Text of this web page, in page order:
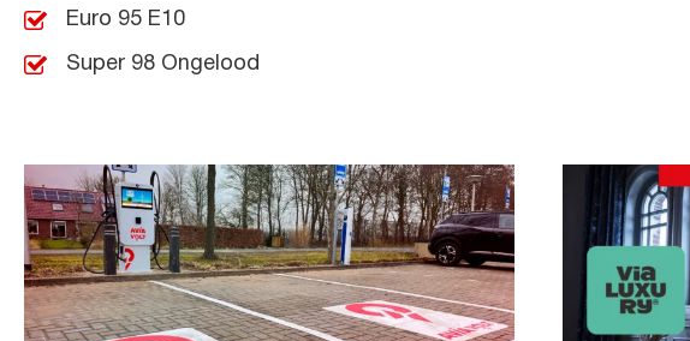
Euro 95 E10
Super 98 Ongelood